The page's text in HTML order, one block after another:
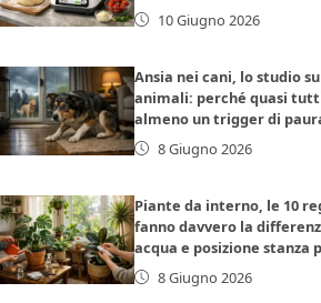
10 Giugno 2026
Ansia nei cani, lo studio
animali: perché quasi
almeno un trigger di
8 Giugno 2026
Piante da interno, le 10
fanno davvero la
acqua e posizione stanza
8 Giugno 2026